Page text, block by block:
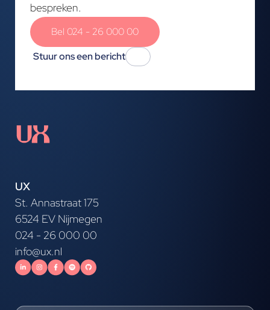
bespreken.
Bel 024 - 26 000 00
Stuur ons een bericht
UX
St. Annastraat 175
6524 EV Nijmegen
024 - 26 000 00
info@ux.nl